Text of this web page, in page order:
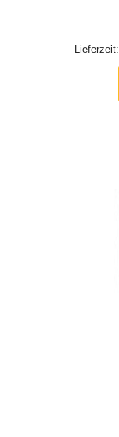
Lieferzeit: